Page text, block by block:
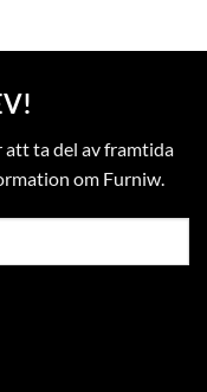
ta del av framtida
om Furniw.